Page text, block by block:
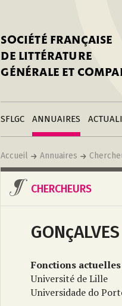
SOCIÉTÉ FRANÇAISE
DE LITTÉRATURE
GÉNÉRALE ET
SFLGC
Adhérer à la SFLGC
Publier sur ce site
LiensANNUAIRES
Créer une fiche
annuaire
Modifier sa fiche
annuaire
Créer une fiche
institution
Accueil Annuaires
CHERCHEURS
Fonctions actuelles
Université de Lille
Universidade do